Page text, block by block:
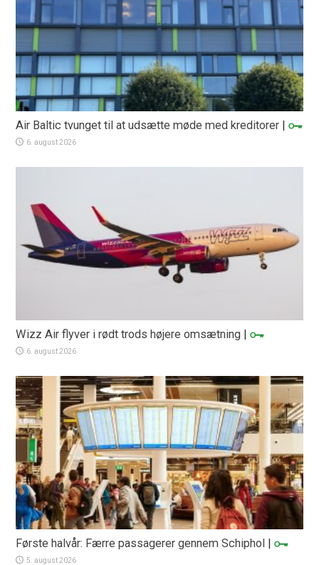
Air Baltic tvunget til at udsætte møde med kreditorer |
6. august 2026
Wizz Air flyver i rødt trods højere omsætning |
6. august 2026
Første halvår: Færre passagerer gennem Schiphol |
5. august 2026